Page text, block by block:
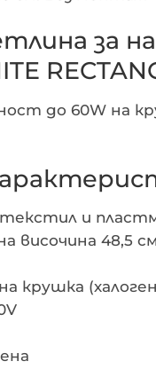
за
до 60W на
и
височина 48,5
крушка